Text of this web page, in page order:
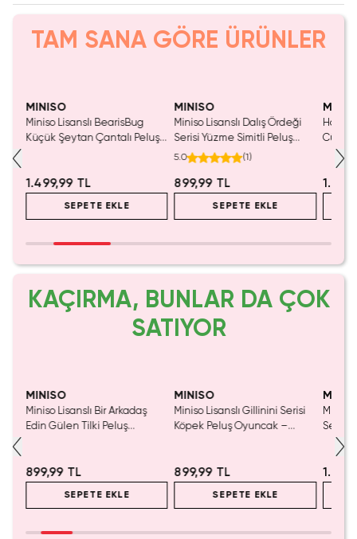
TAM SANA GÖRE ÜRÜNLER
MINISO
Miniso Lisanslı BearisBug
Küçük Şeytan Çantalı Peluş
1.499,99 TL
SEPETE EKLE
MINISO
Miniso Lisanslı Dalış Ördeği
Serisi Yüzme Simitli Peluş
Oyuncak – 24 cm
5.0 (1)
899,99 TL
SEPETE EKLE
Harry
KAÇIRMA, BUNLAR DA ÇOK
SATIYOR
MINISO
Miniso Lisanslı Bir Arkadaş
Edin Gülen Tilki Peluş
899,99 TL
SEPETE EKLE
MINISO
Miniso Lisanslı Gillinini Serisi
Köpek Peluş Oyuncak –
899,99 TL
SEPETE EKLE
Miniso
Serisi
Peluş